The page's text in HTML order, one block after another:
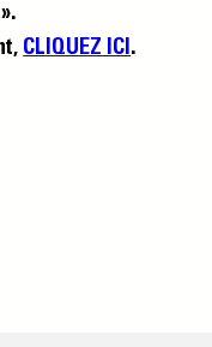
CLIQUEZ ICI .